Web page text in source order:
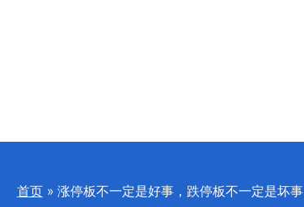
首页 涨停板不一定是好事，跌停板不一定是坏事